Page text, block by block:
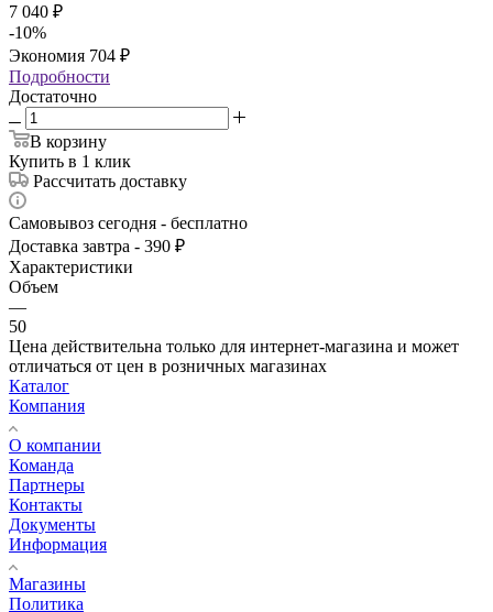
7 040 ₽
-10%
Экономия 704 ₽
Подробности
Достаточно
В корзину
Купить в 1 клик
Рассчитать доставку
Самовывоз сегодня - бесплатно
Доставка завтра - 390 ₽
Характеристики
Объем
—
50
Цена действительна только для интернет-магазина и может
отличаться от цен в розничных магазинах
Каталог
Компания
О компании
Команда
Партнеры
Контакты
Документы
Информация
Магазины
Политика